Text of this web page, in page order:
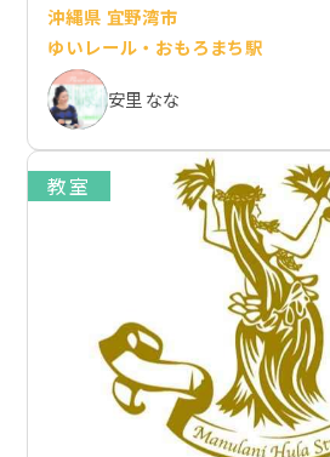
沖縄県 宜野湾市
ゆいレール・おもろまち駅
安里 なな
教室